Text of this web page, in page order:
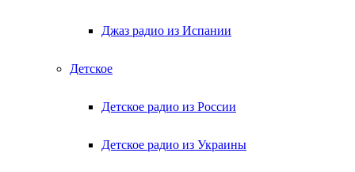
Джаз радио из Испании
Детское
Детское радио из России
Детское радио из Украины